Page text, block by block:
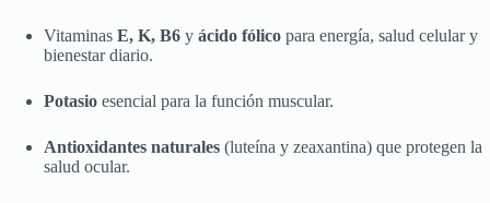
Vitaminas E, K, B6 y ácido fólico para energía, salud celular y
bienestar diario.
Potasio esencial para la función muscular.
Antioxidantes naturales (luteína y zeaxantina) que protegen la
salud ocular.